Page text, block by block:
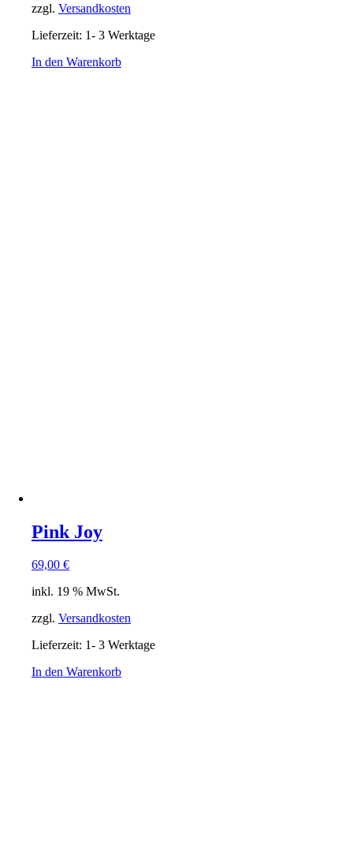
zzgl. Versandkosten
Lieferzeit: 1- 3 Werktage
In den Warenkorb
Pink Joy
69,00 €
inkl. 19 % MwSt.
zzgl. Versandkosten
Lieferzeit: 1- 3 Werktage
In den Warenkorb